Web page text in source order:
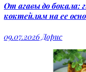
От агавы до бокала:
коктейлям на ее
09.07.2026 Дорис